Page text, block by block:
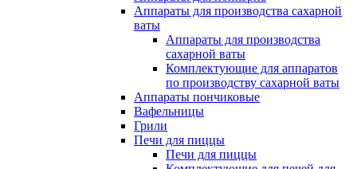
Аппараты для производства сахарной
ваты
Аппараты для производства
сахарной ваты
Комплектующие для аппаратов
по производству сахарной ваты
Аппараты пончиковые
Вафельницы
Грили
Печи для пиццы
Печи для пиццы